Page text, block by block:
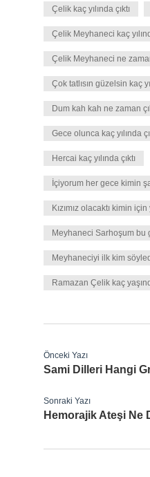
Çelik kaç yılında çıktı
Çelik Meyhaneci kaç
Çelik Meyhaneci ne
Çok tatlısın güzelsin kaç
Dum kah kah ne zaman
Gece olunca kaç yılında
Hercai kaç yılında çıktı
İçiyorum her gece kimin
Kızımız olacaktı kimin için
Meyhaneci Sarhoşum bu
Meyhaneciyi ilk kim
Ramazan Çelik kaç
Önceki Yazı
Sami Dilleri Hangi
Sonraki Yazı
Hemorajik Ateşi Ne